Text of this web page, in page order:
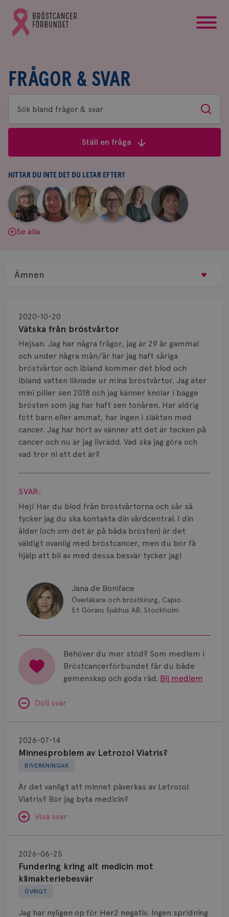
Gå
till
Bröstcancerförbundets
FRÅGOR & SVAR
Sök
bland
&
svar
Sök
Ställ en fråga
HITTAR DU INTE DET DU LETAR EFTER?
Aina
Johnsson
|
Anne
Andersson
Fredrika
Killander
|
Jeanette
Bäcklund
|
Maria
Edegran
|
Yvette
Andersson
Se alla
Vätska från bröstvårtor
2020-10-20
Hejsan. Jag har några frågor, jag är 29 år gammal
och under några mån/år har jag haft såriga
bröstvårtor och ibland kommer det blod och
ibland vatten liknade ur mina bröstvårtor. Jag äter
mini piller sen 2018 och jag känner knölar i bägge
brösten som jag har haft sen tonåren. Har aldrig
fött barn eller ammat, har ingen i släkten med
cancer. Jag har hört av vänner att det är tecken på
cancer och nu är jag livrädd. Vad ska jag göra och
vad tror ni att det är?
Visa svar
SVAR:
Hej! Har du blod från bröstvårtorna och sår så
tycker jag du ska kontakta din vårdcentral. I din
ålder (och om det är på båda brösten) är det
väldigt ovanlig med bröstcancer, men du bör få
hjälp att bli av med dessa besvär tycker jag!
Jana de Boniface
Överläkare och bröstkirurg, Capio
S:t Görans Sjukhus AB, Stockholm
Behöver du mer stöd? Som medlem i
Bröstcancerförbundet får du både
gemenskap och goda råd. Bli medlem
Dölj svar
BIVERKNINGAR
Minnesproblem av Letrozol Viatris?
2026-07-14
Är det vanligt att minnet påverkas av Letrozol
Viatris? Bör jag byta medicin?
Visa svar
SVAR:
Hej. Oavsett vilken hormonsänkande behandling
(men även cytostatika) man får så kan en del
uppleva negativ påverkan på minnet. Prata din
Letrozol
Viatris?
ÖVRIGT
Fundering kring alt medicin mot
klimakteriebesvär
2026-06-25
Jag har nyligen op för Her2 negativ. Ingen spridning
kring
medicin
Ämnen
Biopsi
Biverkningar
Bröstvårta
Knöl
Läkemedel
Typ av bröstcancer
Smärta
Risker
Spridd bröstcancer
Strålning